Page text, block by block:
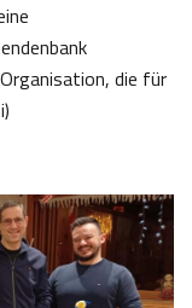
die für